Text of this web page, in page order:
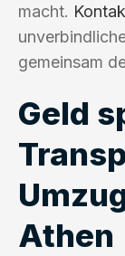
macht.
gemeinsam
Geld
Athen